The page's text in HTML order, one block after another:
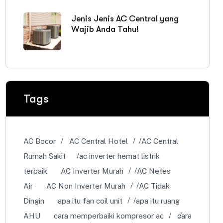
Jenis Jenis AC Central yang
Wajib Anda Tahu!
Tags
AC Bocor AC Central Hotel
AC Central
Rumah Sakit
ac inverter hemat listrik
terbaik
AC Inverter Murah
AC Netes
Air
AC Non Inverter Murah
AC Tidak
Dingin
apa itu fan coil unit
apa itu ruang
AHU
cara memperbaiki kompresor ac
cara